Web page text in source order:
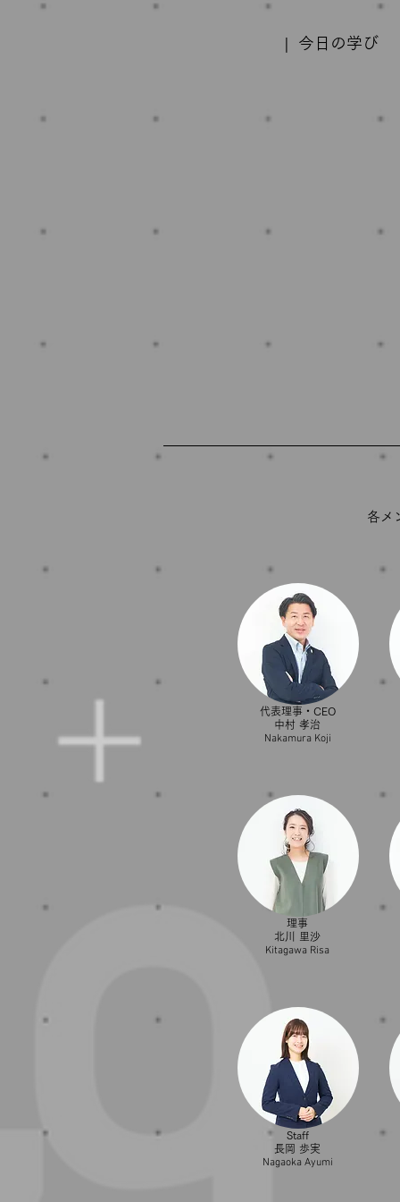
| 今日の学び
各メ
代表理事・CEO
中村 孝治
​Nakamura Koji
理事
北川 里沙
Kitagawa Risa
Staff
長岡 歩実
​Nagaoka Ayumi